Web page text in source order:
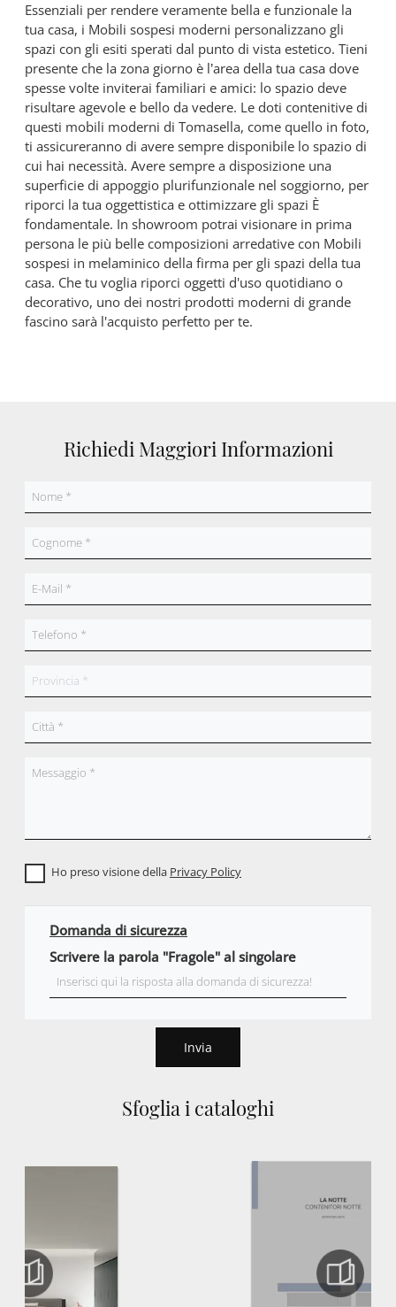
Essenziali per rendere veramente bella e funzionale la
tua casa, i Mobili sospesi moderni personalizzano gli
spazi con gli esiti sperati dal punto di vista estetico. Tieni
presente che la zona giorno è l’area della tua casa dove
spesse volte inviterai familiari e amici: lo spazio deve
risultare agevole e bello da vedere. Le doti contenitive di
questi mobili moderni di Tomasella, come quello in foto,
ti assicureranno di avere sempre disponibile lo spazio di
cui hai necessità. Avere sempre a disposizione una
superficie di appoggio plurifunzionale nel soggiorno, per
riporci la tua oggettistica e ottimizzare gli spazi È
fondamentale. In showroom potrai visionare in prima
persona le più belle composizioni arredative con Mobili
sospesi in melaminico della firma per gli spazi della tua
casa. Che tu voglia riporci oggetti d'uso quotidiano o
decorativo, uno dei nostri prodotti moderni di grande
fascino sarà l'acquisto perfetto per te.
Sfoglia i cataloghi
Richiedi Maggiori Informazioni
Ho preso visione della Privacy Policy
Domanda di sicurezza
Scrivere la parola "Fragole" al singolare
Invia